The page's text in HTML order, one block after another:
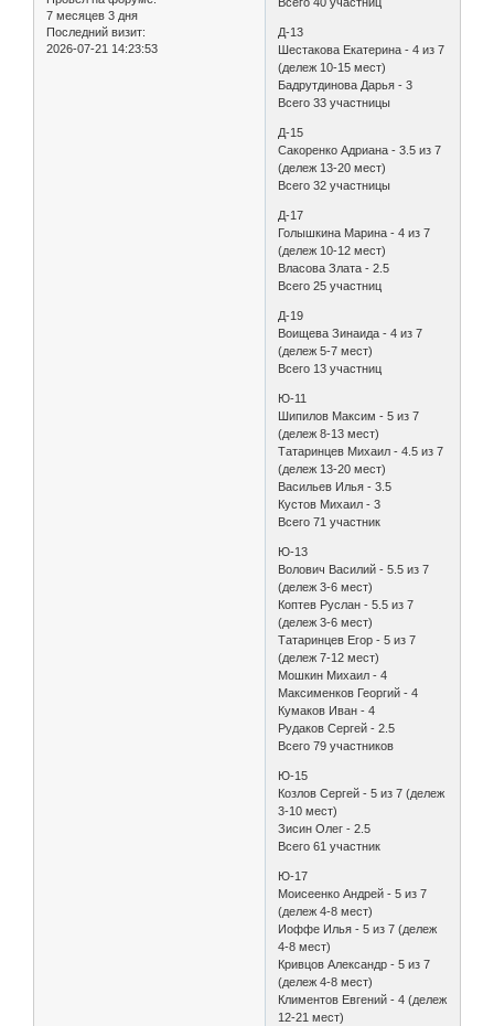
7 месяцев 3 дня
Последний визит:
2026-07-21 14:23:53
Д-13
Шестакова Екатерина - 4 из 7
(дележ 10-15 мест)
Бадрутдинова Дарья - 3
Всего 33 участницы
Д-15
Сакоренко Адриана - 3.5 из 7
(дележ 13-20 мест)
Всего 32 участницы
Д-17
Голышкина Марина - 4 из 7
(дележ 10-12 мест)
Власова Злата - 2.5
Всего 25 участниц
Д-19
Воищева Зинаида - 4 из 7
(дележ 5-7 мест)
Всего 13 участниц
Ю-11
Шипилов Максим - 5 из 7
(дележ 8-13 мест)
Татаринцев Михаил - 4.5 из 7
(дележ 13-20 мест)
Васильев Илья - 3.5
Кустов Михаил - 3
Всего 71 участник
Ю-13
Волович Василий - 5.5 из 7
(дележ 3-6 мест)
Коптев Руслан - 5.5 из 7
(дележ 3-6 мест)
Татаринцев Егор - 5 из 7
(дележ 7-12 мест)
Мошкин Михаил - 4
Максименков Георгий - 4
Кумаков Иван - 4
Рудаков Сергей - 2.5
Всего 79 участников
Ю-15
Козлов Сергей - 5 из 7 (дележ
3-10 мест)
Зисин Олег - 2.5
Всего 61 участник
Ю-17
Моисеенко Андрей - 5 из 7
(дележ 4-8 мест)
Иоффе Илья - 5 из 7 (дележ
4-8 мест)
Кривцов Александр - 5 из 7
(дележ 4-8 мест)
Климентов Евгений - 4 (дележ
12-21 мест)